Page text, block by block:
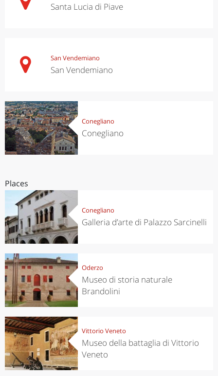
Santa Lucia di Piave
San Vendemiano
San Vendemiano
Conegliano
Conegliano
Places
Conegliano
Galleria d’arte di Palazzo Sarcinelli
Oderzo
Museo di storia naturale
Brandolini
Vittorio Veneto
Museo della battaglia di Vittorio
Veneto